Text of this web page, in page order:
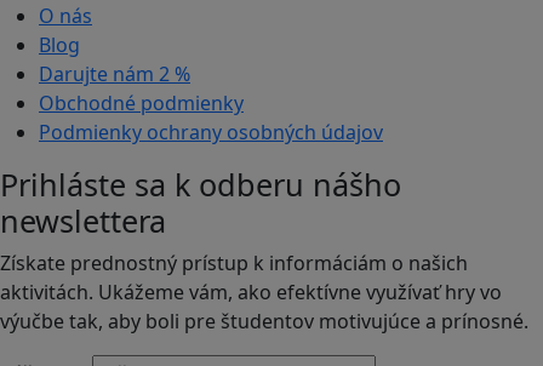
O nás
Blog
Darujte nám 2 %
Obchodné podmienky
Podmienky ochrany osobných údajov
Prihláste sa k odberu nášho
newslettera
Získate prednostný prístup k informáciám o našich
aktivitách. Ukážeme vám, ako efektívne využívať hry vo
výučbe tak, aby boli pre študentov motivujúce a prínosné.